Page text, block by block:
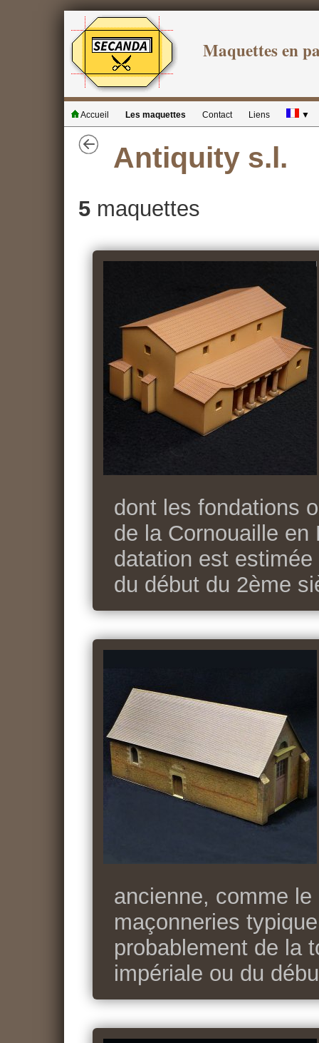
Maquettes en
Accueil Les maquettes Contact Liens ▼
Antiquity s.l.
5 maquettes
dont les fondations
de la Cornouaille
datation est
du début du 2ème
ancienne, comme
maçonneries
probablement de la
impériale ou du